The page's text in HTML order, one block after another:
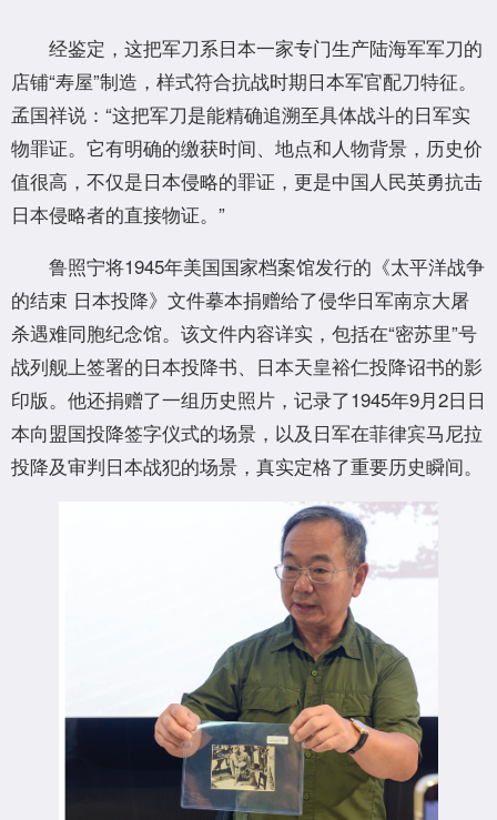
经鉴定，这把军刀系日本一家专门生产陆海军军刀的
店铺“寿屋”制造，样式符合抗战时期日本军官配刀特征。
孟国祥说：“这把军刀是能精确追溯至具体战斗的日军实
物罪证。它有明确的缴获时间、地点和人物背景，历史价
值很高，不仅是日本侵略的罪证，更是中国人民英勇抗击
日本侵略者的直接物证。”
鲁照宁将1945年美国国家档案馆发行的《太平洋战争
的结束 日本投降》文件摹本捐赠给了侵华日军南京大屠
杀遇难同胞纪念馆。该文件内容详实，包括在“密苏里”号
战列舰上签署的日本投降书、日本天皇裕仁投降诏书的影
印版。他还捐赠了一组历史照片，记录了1945年9月2日日
本向盟国投降签字仪式的场景，以及日军在菲律宾马尼拉
投降及审判日本战犯的场景，真实定格了重要历史瞬间。